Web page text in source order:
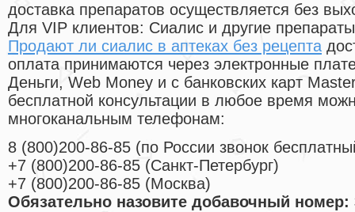
доставка препаратов осуществляется без
Для VIP клиентов: Сиалис и другие
Продают ли сиалис в аптеках без рецепта
оплата принимаются через электронные
Деньги, Web Money и с банковских карт
бесплатной консультации в любое время
многоканальным телефонам:
8 (800)200-86-85 (по России звонок
+7 (800)200-86-85 (Санкт-Петербург)
+7 (800)200-86-85 (Москва)
Обязательно назовите добавочный номер: